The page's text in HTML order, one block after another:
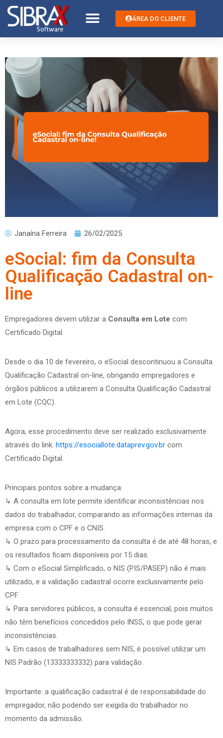
ÁREA DO CLIENTE
Janaína Ferreira 26/02/2025
eSocial: fim da Consulta
Qualificação Cadastral on-
line
Empregadores devem utilizar a Consulta em Lote com
Certificado Digital.
Desde o dia 10 de fevereiro, o eSocial descontinuou a Consulta
Qualificação Cadastral on-line, obrigando empregadores e
órgãos públicos a utilizarem a Consulta Qualificação Cadastral
em Lote (CQC).
Agora, esse procedimento deve ser realizado exclusivamente
através do link: https://esociallote.dataprev.gov.br com
Certificado Digital.
Principais pontos sobre a mudança:
↳ A consulta em lote permite identificar inconsistências nos
dados do trabalhador, comparando as informações internas da
empresa com o CPF e o CNIS.
↳ O prazo para processamento da consulta é de até 48 horas, e
os resultados ficam disponíveis por 15 dias.
↳ Com o eSocial Simplificado, o NIS (PIS/PASEP) não é mais
utilizado, e a validação cadastral ocorre exclusivamente pelo
CPF.
↳ Para servidores públicos, a consulta é essencial, pois muitos
não têm benefícios concedidos pelo INSS, o que pode gerar
inconsistências.
↳ Em casos de trabalhadores sem NIS, é possível utilizar um
NIS Padrão (13333333332) para validação.
Importante: a qualificação cadastral é de responsabilidade do
empregador, não podendo ser exigida do trabalhador no
momento da admissão.